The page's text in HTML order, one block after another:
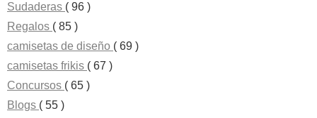
Sudaderas ( 96 )
Regalos ( 85 )
camisetas de diseño ( 69 )
camisetas frikis ( 67 )
Concursos ( 65 )
Blogs ( 55 )